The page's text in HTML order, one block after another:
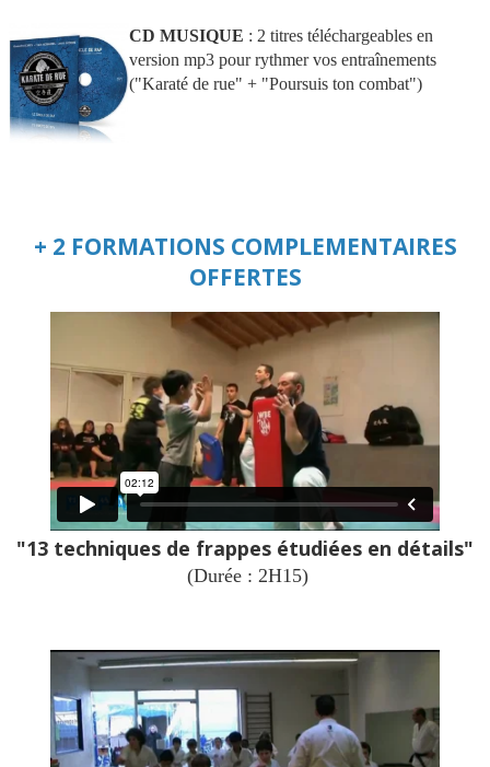
CD MUSIQUE : 2 titres téléchargeables en
version mp3 pour rythmer vos entraînements
("Karaté de rue" + "Poursuis ton combat")
+ 2 FORMATIONS COMPLEMENTAIRES
OFFERTES
"13 techniques de frappes étudiées en détails"
(Durée : 2H15)